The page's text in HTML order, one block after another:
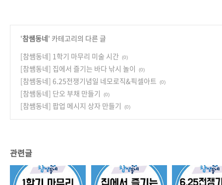
'참쌤동네' 카테고리의 다른 글
[참쌤동네] 1학기 마무리 미술 시간
(0)
[참쌤동네] 집에서 즐기는 바다 낚시 놀이 (0)
[참쌤동네] 6.25전쟁기념일 네모로직&픽셀아트 (0)
[참쌤동네] 단오 부채 만들기 (0)
[참쌤동네] 팝업 메시지 상자 만들기 (0)
관련글